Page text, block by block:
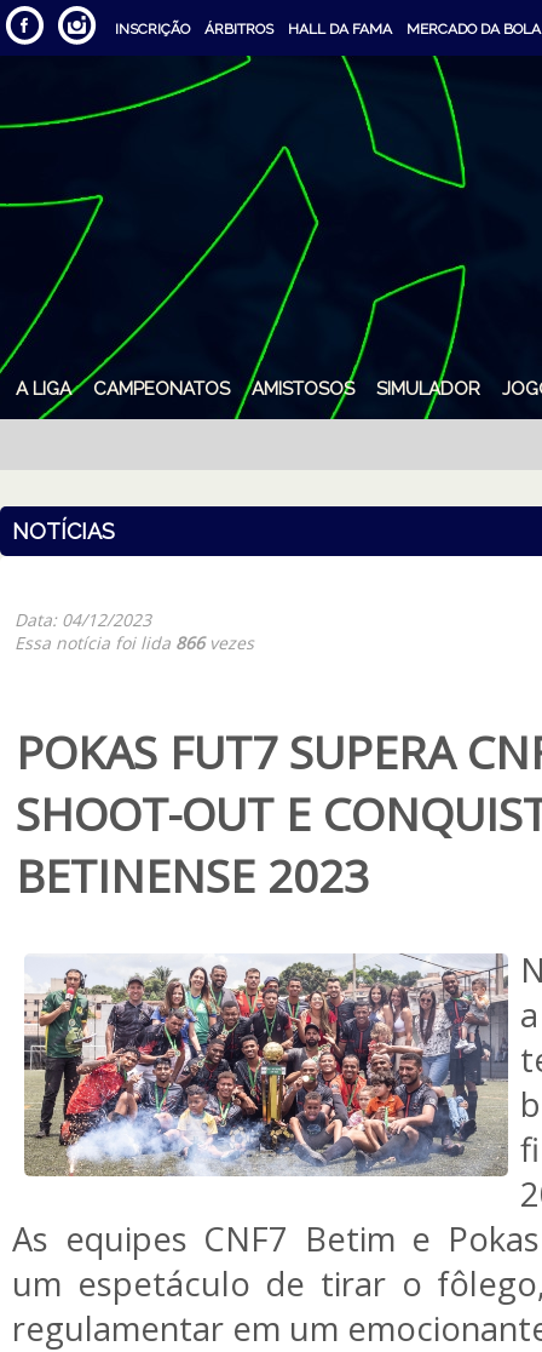
INSCRIÇÃO ÁRBITROS HALL DA FAMA MERCADO DA BOLA
A LIGA CAMPEONATOS AMISTOSOS SIMULADOR
NOTÍCIAS
Data: 04/12/2023
Essa notícia foi lida 866vezes
POKAS FUT7 SUPERA
SHOOT-OUT E
BETINENSE 2023
As equipes CNF7 Betim e
um espetáculo de tirar o
regulamentar em um